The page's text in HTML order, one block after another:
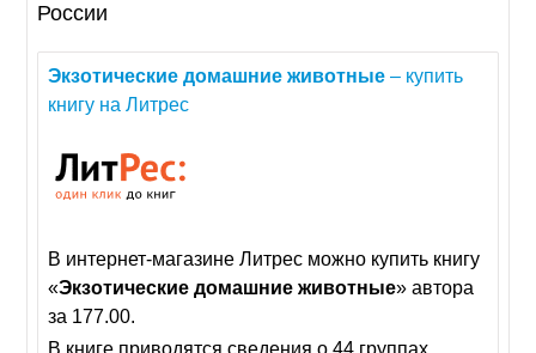
России
Экзотические домашние животные – купить
книгу на Литреc
В интернет-магазине Литрес можно купить книгу
«Экзотические домашние животные» автора
за 177.00.